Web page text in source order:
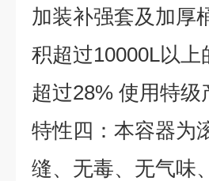
加装补强套及加厚
积超过10000L以
超过28% 使用特
特性四：本容器为
缝、无毒、无气味